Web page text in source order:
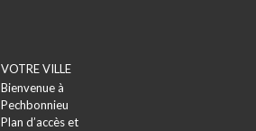
VOTRE VILLE
Bienvenue à
Pechbonnieu
Plan d’accès et